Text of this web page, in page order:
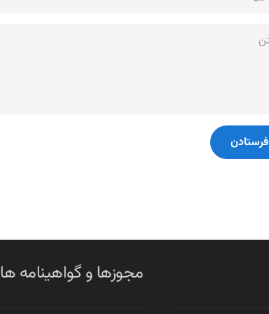
فرستادن
مجوزها و گواهینامه ها